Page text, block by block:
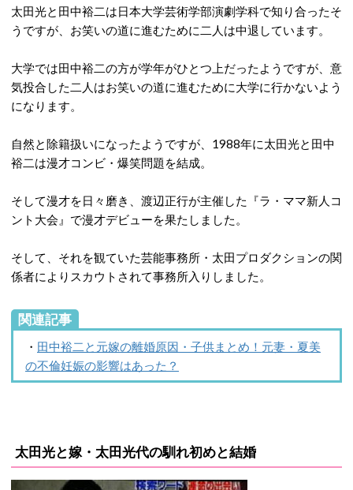
太田光と田中裕二は日本大学芸術学部演劇学科で知り合ったそ
うですが、お笑いの道に進むために二人は中退しています。
大学では田中裕二の方が学年がひとつ上だったようですが、意
気投合した二人はお笑いの道に進むために大学に行かないよう
になります。
自然と除籍扱いになったようですが、1988年に太田光と田中
裕二は漫才コンビ・爆笑問題を結成。
そして漫才を日々磨き、渡辺正行が主催した『ラ・ママ新人コ
ント大会』で漫才デビューを果たしました。
そして、それを観ていた芸能事務所・太田プロダクションの関
係者によりスカウトされて事務所入りしました。
関連記事
・ 田中裕二と元嫁の離婚原因・子供まとめ！元妻・夏美
の不倫妊娠の影響はあった？
太田光と嫁・太田光代の馴れ初めと結婚